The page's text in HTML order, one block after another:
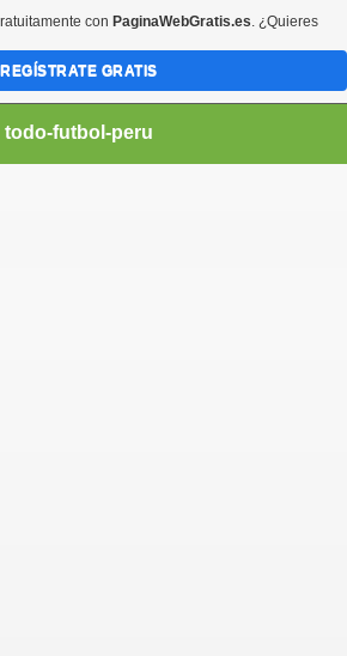
todo-futbol-peru
con PaginaWebGratis.es. ¿Quieres
REGÍSTRATE GRATIS